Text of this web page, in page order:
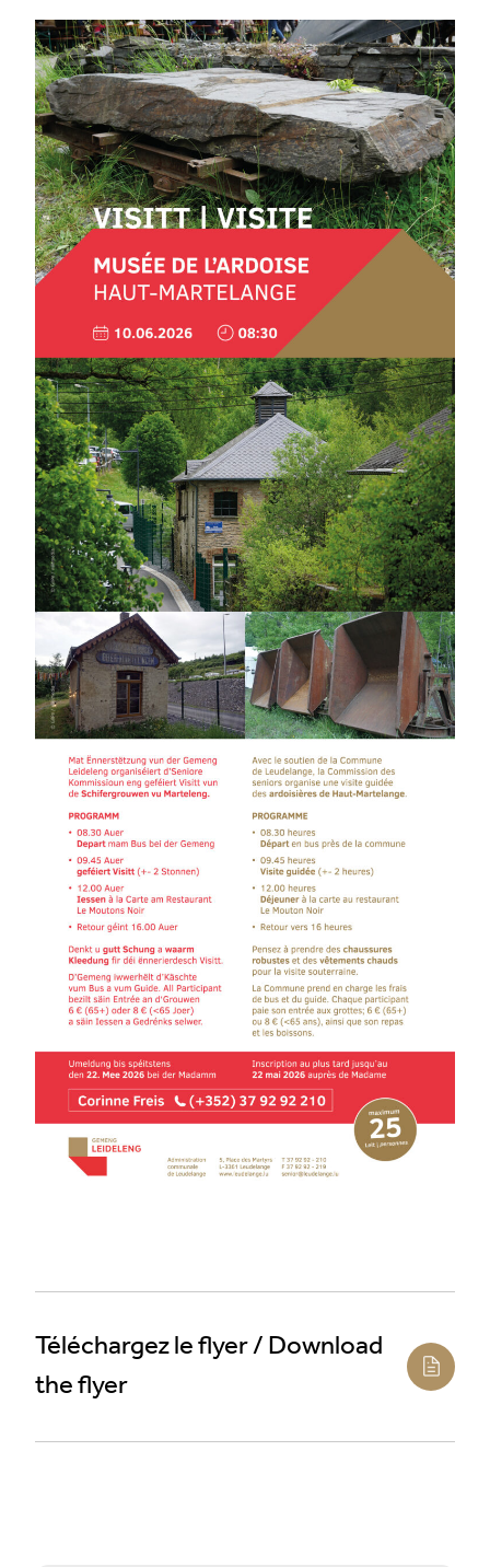
Téléchargez le flyer / Download
the flyer